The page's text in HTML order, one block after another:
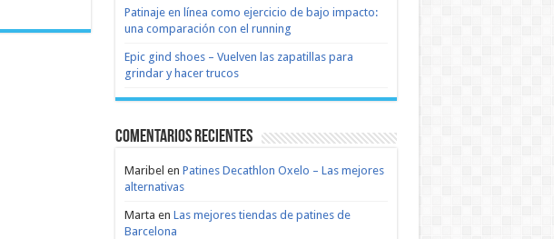
Patinaje en línea como ejercicio de bajo impacto:
una comparación con el running
Epic gind shoes – Vuelven las zapatillas para
grindar y hacer trucos
Comentarios recientes
Maribel en Patines Decathlon Oxelo – Las mejores
alternativas
Marta en Las mejores tiendas de patines de
Barcelona